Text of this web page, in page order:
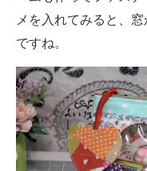
メを入れてみると、
ですね。